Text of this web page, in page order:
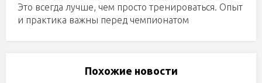
Это всегда лучше, чем просто тренироваться. Опыт
и практика важны перед чемпионатом
Похожие новости